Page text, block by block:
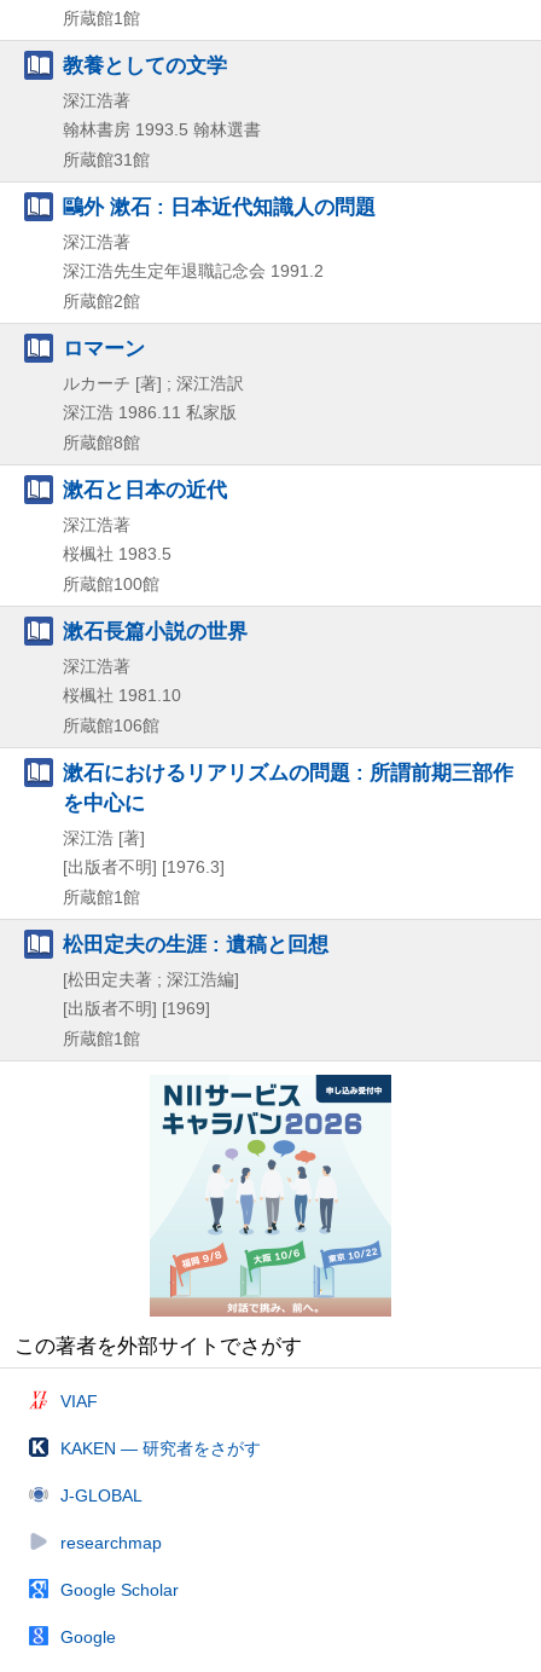
所蔵館1館
教養としての文学
深江浩著
翰林書房 1993.5 翰林選書
所蔵館31館
鷗外 漱石 : 日本近代知識人の問題
深江浩著
深江浩先生定年退職記念会 1991.2
所蔵館2館
ロマーン
ルカーチ [著] ; 深江浩訳
深江浩 1986.11 私家版
所蔵館8館
漱石と日本の近代
深江浩著
桜楓社 1983.5
所蔵館100館
漱石長篇小説の世界
深江浩著
桜楓社 1981.10
所蔵館106館
漱石におけるリアリズムの問題 : 所謂前期三部作
を中心に
深江浩 [著]
[出版者不明] [1976.3]
所蔵館1館
松田定夫の生涯 : 遺稿と回想
[松田定夫著 ; 深江浩編]
[出版者不明] [1969]
所蔵館1館
この著者を外部サイトでさがす
VIAF
KAKEN — 研究者をさがす
J-GLOBAL
researchmap
Google Scholar
Google